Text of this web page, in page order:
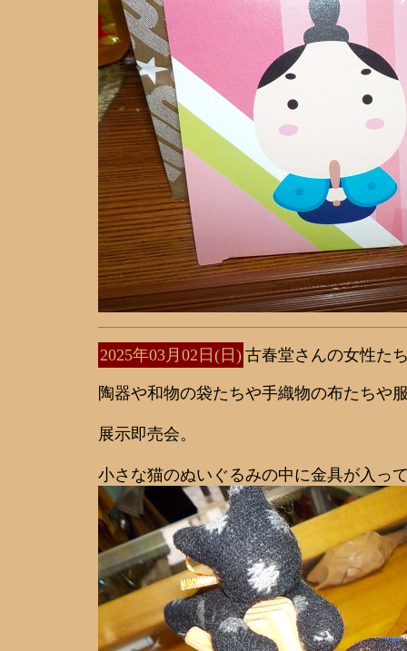
2025年03月02日(日) 古春堂さんの女性た
陶器や和物の袋たちや手織物の布たち
展示即売会。
小さな猫のぬいぐるみの中に金具が入っ